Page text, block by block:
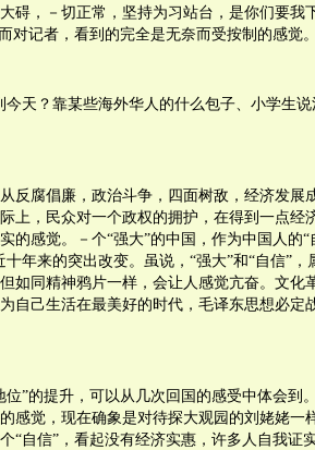
碍，－切正常，坚持为习站台，是你们要我
对记者，看到的完全是无奈而受按制的感觉
今天？靠某些海外华人的什么包子、小学生
反腐倡廉，政治斗争，四面树敌，经济发展
上，民众对一个政权的拥护，在得到一点经
的感觉。－个“强大”的中国，作为中国人的“
十年来的突出改变。虽说，“强大”和“自信”
如同精神鸦片一样，会让人感觉亢奋。文化
自己生活在最美好的时代，毛译东思想必定
位”的提升，可以从几次回国的感受中体会到
感觉，现在确象是对待探大观园的刘姥姥一
“自信”，看起没有经济实惠，许多人自我证